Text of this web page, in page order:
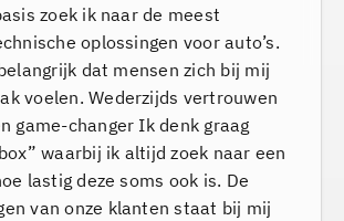
zoek ik naar de meest
oplossingen voor auto’s.
dat mensen zich bij mij
voelen. Wederzijds vertrouwen
game-changer Ik denk graag
waarbij ik altijd zoek naar een
lastig deze soms ook is. De
van onze klanten staat bij mij